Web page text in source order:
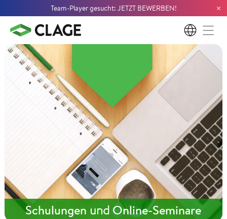
Team-Player gesucht: JETZT BEWERBEN! ×
DE
Schulungen undOnline-Seminare